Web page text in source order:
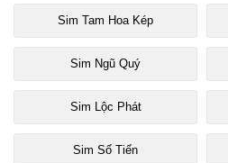
Sim Tam Hoa Kép
Sim Ngũ Quý
Sim Lộc Phát
Sim Số Tiến